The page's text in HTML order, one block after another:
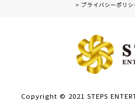
プライバシーポリシ
Copyright © 2021 STEPS